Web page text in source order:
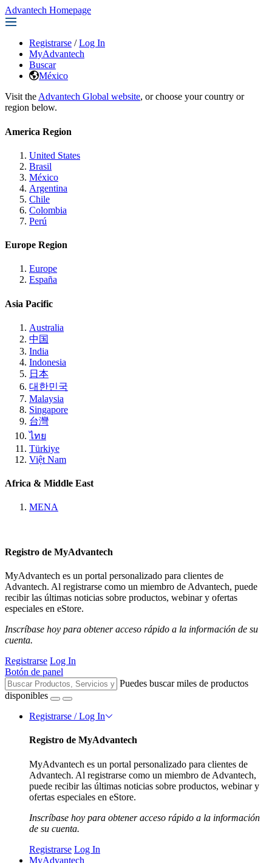
Advantech Homepage
Registrarse / Log In
MyAdvantech
Buscar
México
Visit the Advantech Global website, or choose your country or
region below.
America Region
United States
Brasil
México
Argentina
Chile
Colombia
Perú
Europe Region
Europe
España
Asia Pacific
Australia
中国
India
Indonesia
日本
대한민국
Malaysia
Singapore
台灣
ไทย
Türkiye
Việt Nam
Africa & Middle East
MENA
Registro de MyAdvantech
MyAdvantech es un portal personalizado para clientes de
Advantech. Al registrarse como un miembro de Advantech, puede
recibir las últimas noticias sobre productos, webinar y ofertas
especiales en eStore.
Inscríbase hoy para obtener acceso rápido a la información de su
cuenta.
Registrarse Log In
Botón de panel
Puedes buscar miles de productos
disponibles
Registrarse / Log In
Registro de MyAdvantech
MyAdvantech es un portal personalizado para clientes de
Advantech. Al registrarse como un miembro de Advantech,
puede recibir las últimas noticias sobre productos, webinar y
ofertas especiales en eStore.
Inscríbase hoy para obtener acceso rápido a la información
de su cuenta.
Registrarse Log In
MyAdvantech